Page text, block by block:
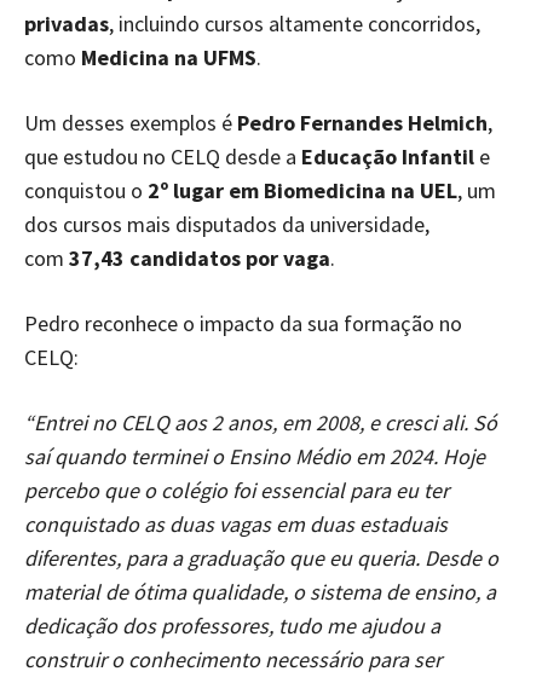
privadas, incluindo cursos altamente concorridos,
como Medicina na UFMS.
Um desses exemplos é Pedro Fernandes Helmich,
que estudou no CELQ desde a Educação Infantil e
conquistou o 2º lugar em Biomedicina na UEL, um
dos cursos mais disputados da universidade,
com 37,43 candidatos por vaga.
Pedro reconhece o impacto da sua formação no
CELQ:
“Entrei no CELQ aos 2 anos, em 2008, e cresci ali. Só
saí quando terminei o Ensino Médio em 2024. Hoje
percebo que o colégio foi essencial para eu ter
conquistado as duas vagas em duas estaduais
diferentes, para a graduação que eu queria. Desde o
material de ótima qualidade, o sistema de ensino, a
dedicação dos professores, tudo me ajudou a
construir o conhecimento necessário para ser